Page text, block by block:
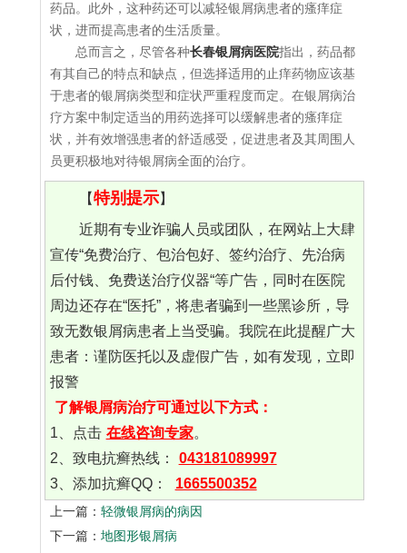
药品。此外，这种药还可以减轻银屑病患者的瘙痒症
状，进而提高患者的生活质量。
总而言之，尽管各种长春银屑病医院指出，药品都
有其自己的特点和缺点，但选择适用的止痒药物应该基
于患者的银屑病类型和症状严重程度而定。在银屑病治
疗方案中制定适当的用药选择可以缓解患者的瘙痒症
状，并有效增强患者的舒适感受，促进患者及其周围人
员更积极地对待银屑病全面的治疗。
【特别提示】
近期有专业诈骗人员或团队，在网站上大肆
宣传“免费治疗、包治包好、签约治疗、先治病
后付钱、免费送治疗仪器“等广告，同时在医院
周边还存在“医托”，将患者骗到一些黑诊所，导
致无数银屑病患者上当受骗。我院在此提醒广大
患者：谨防医托以及虚假广告，如有发现，立即
报警
了解银屑病治疗可通过以下方式：
1、点击 在线咨询专家。
2、致电抗癣热线：
043181089997
3、添加抗癣QQ：
1665500352
上一篇： 轻微银屑病的病因
下一篇： 地图形银屑病